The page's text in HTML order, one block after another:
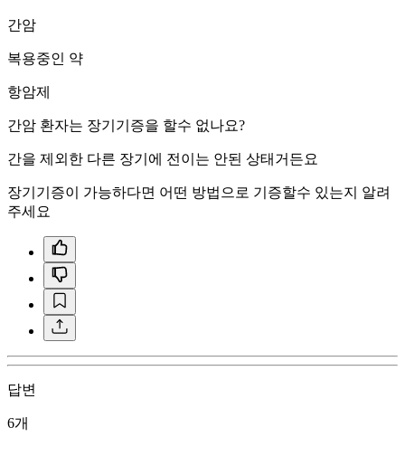
간암
복용중인 약
항암제
간암 환자는 장기기증을 할수 없나요?
간을 제외한 다른 장기에 전이는 안된 상태거든요
장기기증이 가능하다면 어떤 방법으로 기증할수 있는지 알려
주세요
답변
6개